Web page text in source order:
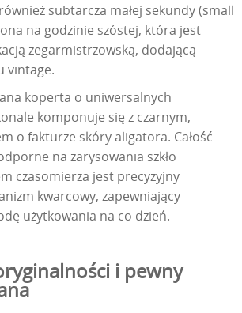
subtarcza małej sekundy (small
na godzinie szóstej, która jest
zegarmistrzowską, dodającą
vintage.
koperta o uniwersalnych
komponuje się z czarnym,
o fakturze skóry aligatora. Całość
na zarysowania szkło
czasomierza jest precyzyjny
kwarcowy, zapewniający
użytkowania na co dzień.
i pewny